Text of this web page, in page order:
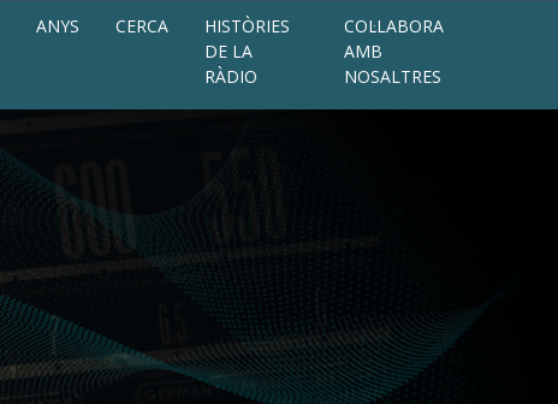
ANYS CERCA
HISTÒRIES
DE LA
RÀDIO
COL·LABORA
AMB
NOSALTRES